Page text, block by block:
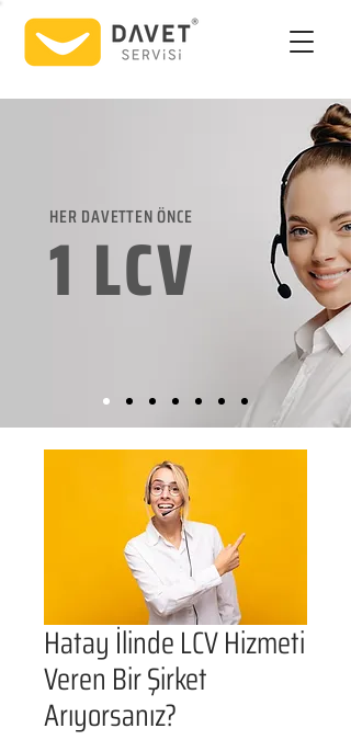
HER DAVETTEN ÖNCE
1 LCV
Hatay İlinde LCV Hizmeti
Veren Bir Şirket
Arıyorsanız?